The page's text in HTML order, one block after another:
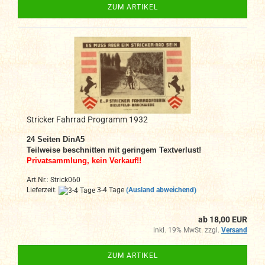
ZUM ARTIKEL
Stricker Fahrrad Programm 1932
24 Seiten DinA5
Teilweise beschnitten mit geringem Textverlust!
Privatsammlung, kein Verkauf!!
Art.Nr.: Strick060
Lieferzeit:
3-4 Tage (Ausland abweichend)
ab 18,00 EUR
inkl. 19% MwSt. zzgl. Versand
ZUM ARTIKEL